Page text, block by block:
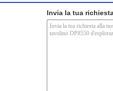
Invia la tua